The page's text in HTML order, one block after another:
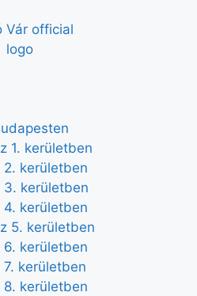
1. kerületben
2. kerületben
3. kerületben
4. kerületben
5. kerületben
6. kerületben
kerületben
8. kerületben